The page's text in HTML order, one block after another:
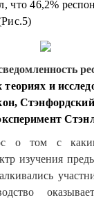
что 46,2%
теориях и
о том с
изучения